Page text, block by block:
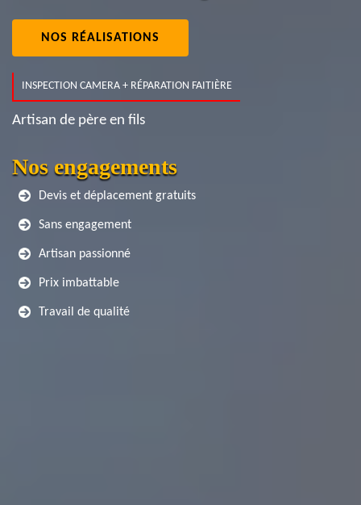
NOS RÉALISATIONS
INSPECTION CAMERA + RÉPARATION FAITIÈRE
Artisan de père en fils
Nos engagements
Devis et déplacement gratuits
Sans engagement
Artisan passionné
Prix imbattable
Travail de qualité